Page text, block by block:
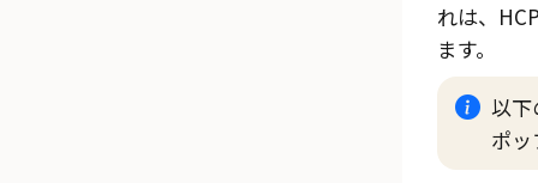
れは、
ます。
以下
ポ